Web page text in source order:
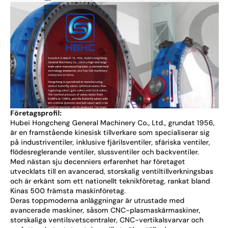
Företagsprofil:
Hubei Hongcheng General Machinery Co., Ltd., grundat 1956,
är en framstående kinesisk tillverkare som specialiserar sig
på industriventiler, inklusive fjärilsventiler, sfäriska ventiler,
flödesreglerande ventiler, slussventiler och backventiler.
Med nästan sju decenniers erfarenhet har företaget
utvecklats till en avancerad, storskalig ventiltillverkningsbas
och är erkänt som ett nationellt teknikföretag, rankat bland
Kinas 500 främsta maskinföretag.
Deras toppmoderna anläggningar är utrustade med
avancerade maskiner, såsom CNC-plasmaskärmaskiner,
storskaliga ventilsvetscentraler, CNC-vertikalsvarvar och